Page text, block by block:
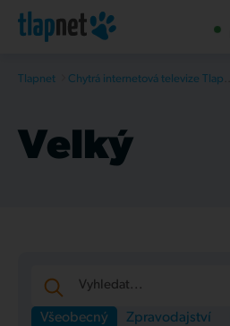
O NÁS
Tlapnet
Velký
Vyhledat...
Všeobecný Zpravodajství